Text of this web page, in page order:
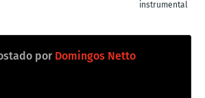
instrumental
por Domingos Netto